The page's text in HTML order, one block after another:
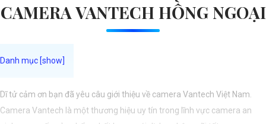
CAMERA VANTECH HỒNG NGOẠI
Dĩ tử cảm ơn bạn đã yêu câu giới thiệu về camera Vantech Việt Nam.
Camera Vantech là một thương hiệu uy tín trong lĩnh vực camera an